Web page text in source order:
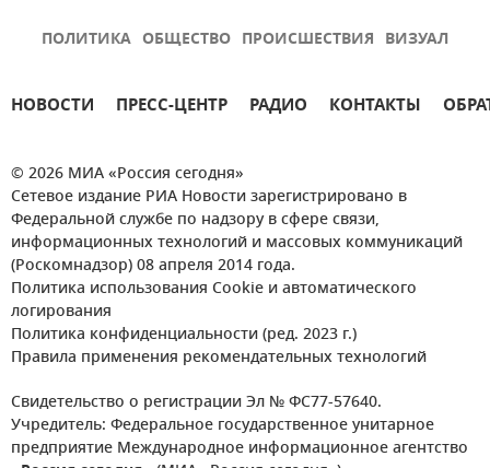
ПОЛИТИКА ОБЩЕСТВО ПРОИСШЕСТВИЯ ВИЗУАЛ
НОВОСТИ ПРЕСС-ЦЕНТР РАДИО КОНТАКТЫ
© 2026 МИА «Россия сегодня»
Сетевое издание РИА Новости зарегистрировано в
Федеральной службе по надзору в сфере связи,
информационных технологий и массовых коммуникаций
(Роскомнадзор) 08 апреля 2014 года.
Политика использования Cookie и автоматического
логирования
Политика конфиденциальности (ред. 2023 г.)
Правила применения рекомендательных технологий
Свидетельство о регистрации Эл № ФС77-57640.
Учредитель: Федеральное государственное унитарное
предприятие Международное информационное агентство